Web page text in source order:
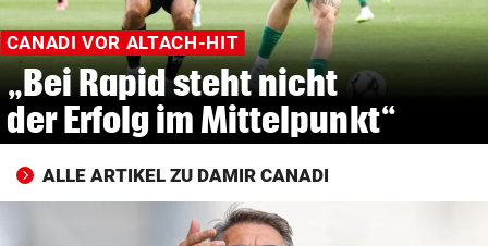
CANADI VOR ALTACH-HIT
„Bei Rapid steht nicht
der Erfolg im Mittelpunkt“
ALLE ARTIKEL ZU DAMIR CANADI